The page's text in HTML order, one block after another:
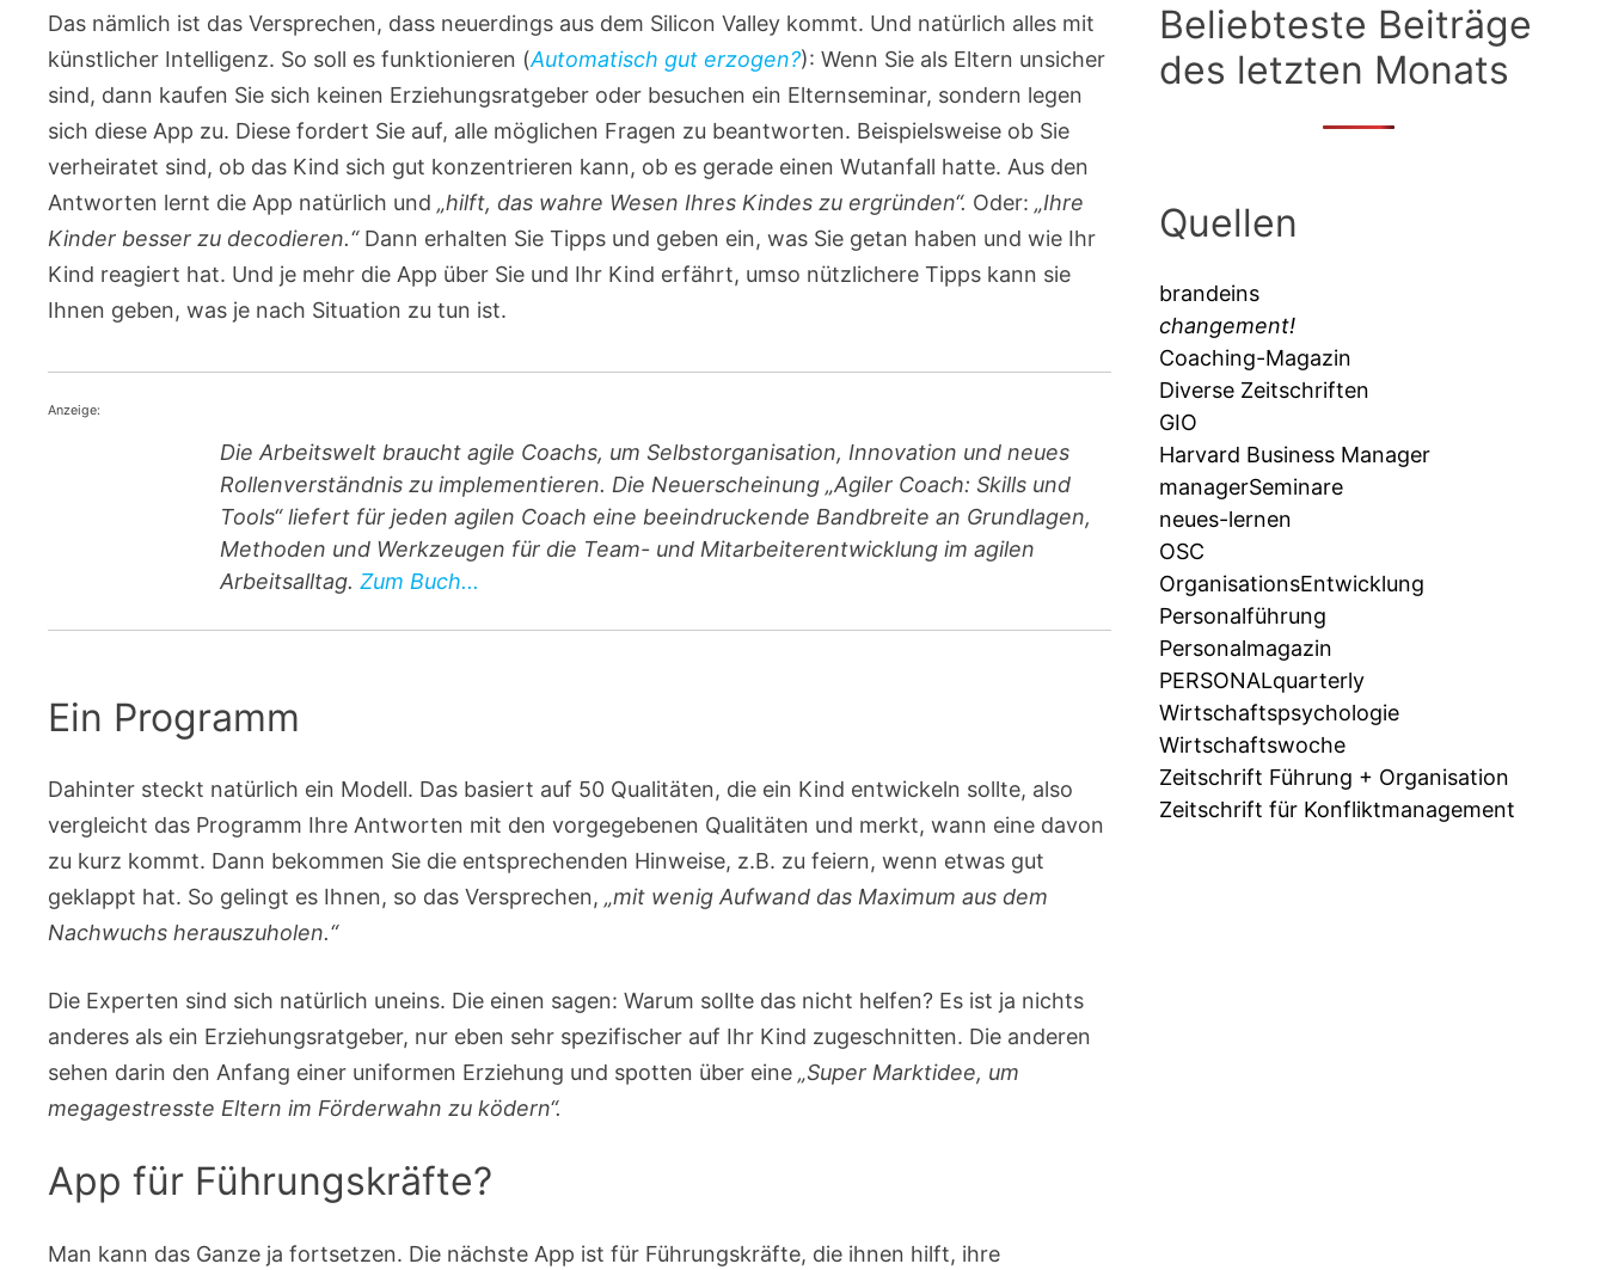
Das nämlich ist das Versprechen, dass neuerdings aus dem Silicon Valley kommt. Und natürlich alles mit
künstlicher Intelligenz. So soll es funktionieren (Automatisch gut erzogen?): Wenn Sie als Eltern unsicher
sind, dann kaufen Sie sich keinen Erziehungsratgeber oder besuchen ein Elternseminar, sondern legen
sich diese App zu. Diese fordert Sie auf, alle möglichen Fragen zu beantworten. Beispielsweise ob Sie
verheiratet sind, ob das Kind sich gut konzentrieren kann, ob es gerade einen Wutanfall hatte. Aus den
Antworten lernt die App natürlich und„hilft, das wahre Wesen Ihres Kindes zu ergründen“. Oder:„Ihre
Kinder besser zu decodieren.“Dann erhalten Sie Tipps und geben ein, was Sie getan haben und wie Ihr
Kind reagiert hat. Und je mehr die App über Sie und Ihr Kind erfährt, umso nützlichere Tipps kann sie
Ihnen geben, was je nach Situation zu tun ist.
Anzeige:
Die Arbeitswelt braucht agile Coachs, um Selbstorganisation, Innovation und neues
Rollenverständnis zu implementieren. Die Neuerscheinung „Agiler Coach: Skills und
Tools“ liefert für jeden agilen Coach eine beeindruckende Bandbreite an Grundlagen,
Methoden und Werkzeugen für die Team- und Mitarbeiterentwicklung im agilen
Arbeitsalltag. Zum Buch...
Ein Programm
Dahinter steckt natürlich ein Modell. Das basiert auf 50 Qualitäten, die ein Kind entwickeln sollte, also
vergleicht das Programm Ihre Antworten mit den vorgegebenen Qualitäten und merkt, wann eine davon
zu kurz kommt. Dann bekommen Sie die entsprechenden Hinweise, z.B. zu feiern, wenn etwas gut
geklappt hat. So gelingt es Ihnen, so das Versprechen,„mit wenig Aufwand das Maximum aus dem
Nachwuchs herauszuholen.“
Die Experten sind sich natürlich uneins. Die einen sagen: Warum sollte das nicht helfen? Es ist ja nichts
anderes als ein Erziehungsratgeber, nur eben sehr spezifischer auf Ihr Kind zugeschnitten. Die anderen
sehen darin den Anfang einer uniformen Erziehung und spotten über eine„Super Marktidee, um
megagestresste Eltern im Förderwahn zu ködern“.
App für Führungskräfte?
Man kann das Ganze ja fortsetzen. Die nächste App ist für Führungskräfte, die ihnen hilft, ihre
Beliebteste Beiträge
des letzten Monats
Quellen
brandeins
changement!
Coaching-Magazin
Diverse Zeitschriften
GIO
Harvard Business Manager
managerSeminare
neues-lernen
OSC
OrganisationsEntwicklung
Personalführung
Personalmagazin
PERSONALquarterly
Wirtschaftspsychologie
Wirtschaftswoche
Zeitschrift Führung + Organisation
Zeitschrift für Konfliktmanagement